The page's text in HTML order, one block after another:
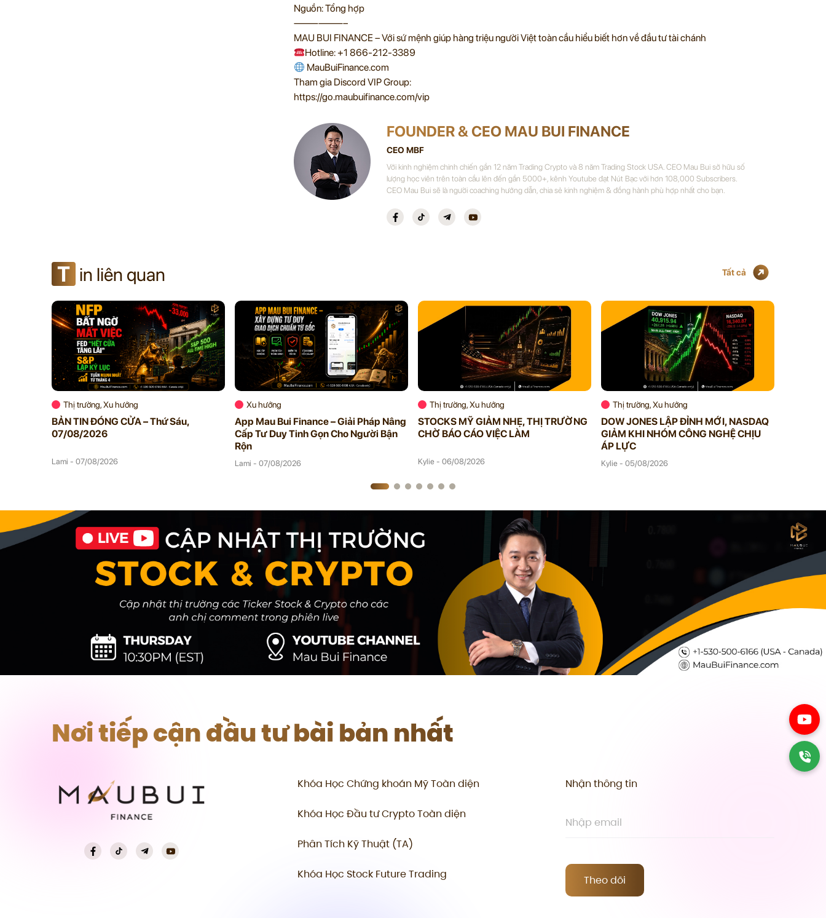
Nguồn: Tổng hợp
——————–
MAU BUI FINANCE – Với sứ mệnh giúp hàng triệu người Việt toàn cầu hiểu biết hơn về đầu tư tài chánh
Hotline: +1 866-212-3389
MauBuiFinance.com
Tham gia Discord VIP Group:
https://go.maubuifinance.com/vip
FOUNDER & CEO MAU BUI FINANCE
CEO MBF
Với kinh nghiệm chinh chiến gần 12 năm Trading Crypto và 8 năm Trading Stock USA. CEO Mau Bui sở hữu số
lượng học viên trên toàn cầu lên đến gần 5000+, kênh Youtube đạt Nút Bạc với hơn 108,000 Subscribers.
CEO Mau Bui sẽ là người coaching hướng dẫn, chia sẻ kinh nghiệm & đồng hành phù hợp nhất cho bạn.
T in liên quan Tất cả
Thị trường, Xu hướng
BẢN TIN ĐÓNG CỬA – Thứ Sáu,
07/08/2026
Lami - 07/08/2026
Xu hướng
App Mau Bui Finance – Giải Pháp Nâng
Cấp Tư Duy Tinh Gọn Cho Người Bận
Rộn
Lami - 07/08/2026
Thị trường, Xu hướng
STOCKS MỸ GIẢM NHẸ, THỊ TRƯỜNG
CHỜ BÁO CÁO VIỆC LÀM
Kylie - 06/08/2026
Thị trường, Xu hướng
DOW JONES LẬP ĐỈNH MỚI, NASDAQ
GIẢM KHI NHÓM CÔNG NGHỆ CHỊU
ÁP LỰC
Kylie - 05/08/2026
Nơi tiếp cận đầu tư bài bản nhất
Khóa Học Chứng khoán Mỹ Toàn diện
Khóa Học Đầu tư Crypto Toàn diện
Phân Tích Kỹ Thuật (TA)
Khóa Học Stock Future Trading
Nhận thông tin
Theo dõi